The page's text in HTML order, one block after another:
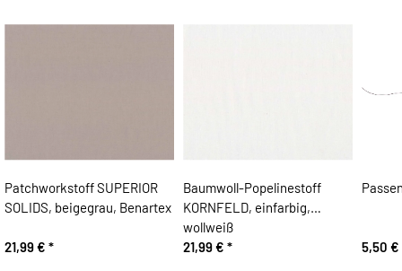
Patchworkstoff SUPERIOR
SOLIDS, beigegrau, Benartex
21,99 € *
Baumwoll-Popelinestoff
KORNFELD, einfarbig,
wollweiß
21,99 € * 5,50 €